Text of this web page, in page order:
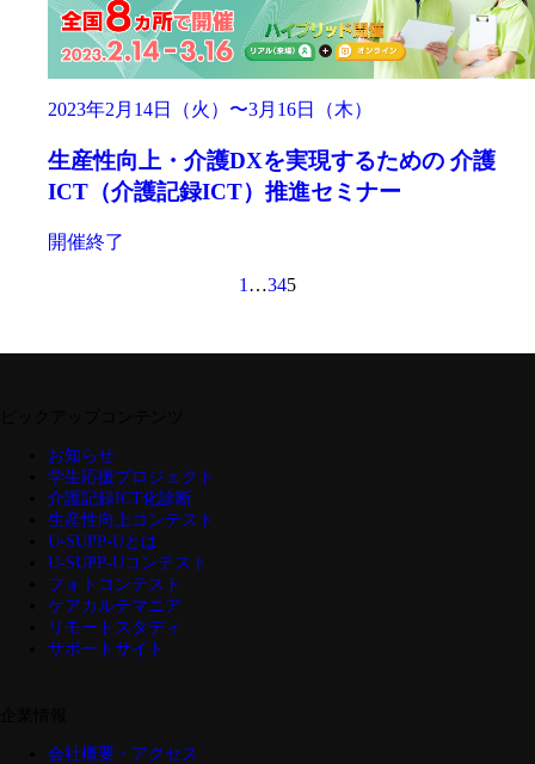
2023年2月14日（火）〜3月16日（木）
生産性向上・介護DXを実現するための 介護
ICT（介護記録ICT）推進セミナー
開催終了
1 …345
お知らせ
学生応援プロジェクト
介護記録ICT化診断
生産性向上コンテスト
U-SUPP-Uとは
U-SUPP-Uコンテスト
フォトコンテスト
ケアカルテマニア
リモートスタディ
サポートサイト
会社概要・アクセス